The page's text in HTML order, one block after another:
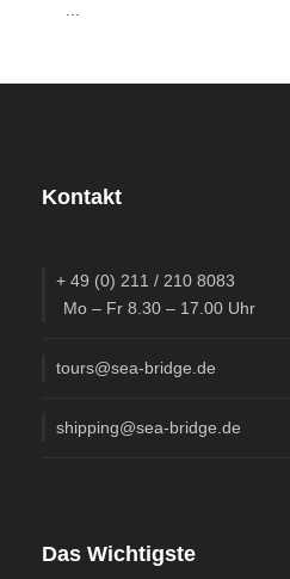
...
Kontakt
+ 49 (0) 211 / 210 8083
Mo – Fr 8.30 – 17.00 Uhr
tours@sea-bridge.de
shipping@sea-bridge.de
Das Wichtigste